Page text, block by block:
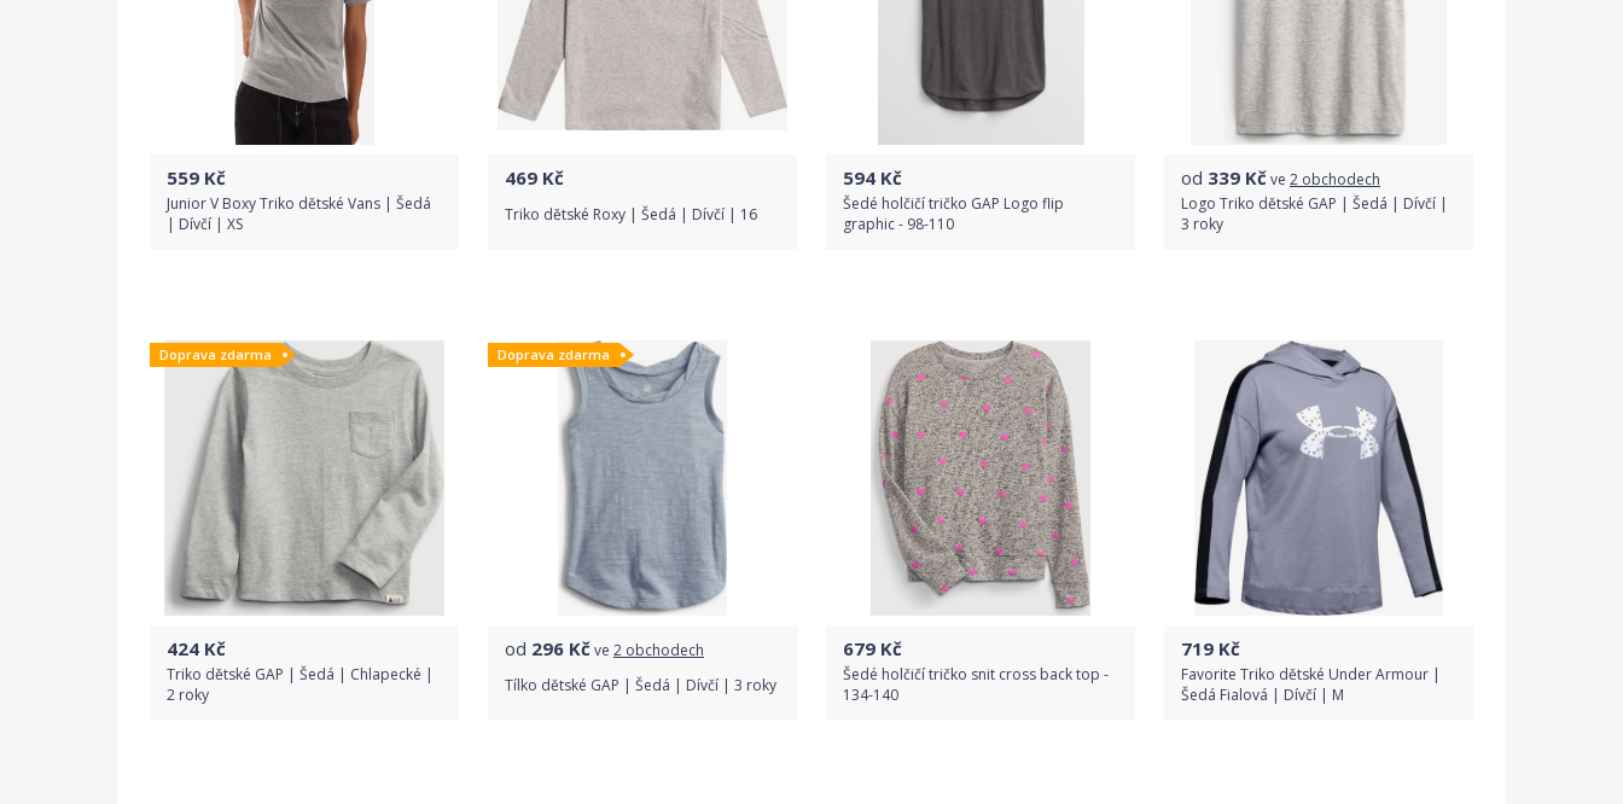
559 Kč
Junior V Boxy Triko dětské Vans | Šedá
| Dívčí | XS
Detail produktu
469 Kč
Triko dětské Roxy | Šedá | Dívčí | 16
Detail produktu
594 Kč
Šedé holčičí tričko GAP Logo flip
graphic - 98-110
Detail produktu
od 339 Kčve 2 obchodech
Logo Triko dětské GAP | Šedá | Dívčí |
3 roky
Doprava zdarma
424 Kč
Triko dětské GAP | Šedá | Chlapecké |
2 roky
Doprava zdarma
od 296 Kčve 2 obchodech
Tílko dětské GAP | Šedá | Dívčí | 3 roky
679 Kč
Šedé holčičí tričko snit cross back top -
134-140
719 Kč
Favorite Triko dětské Under Armour |
Šedá Fialová | Dívčí | M